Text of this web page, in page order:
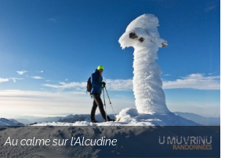
Au calme sur l’Alcudine